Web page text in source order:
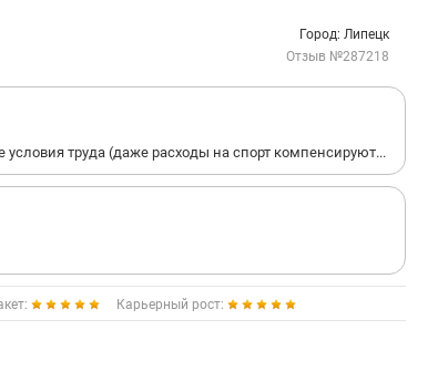
Город: Липецк
Отзыв №287218
труда (даже расходы на спорт компенсируют...
Карьерный рост: